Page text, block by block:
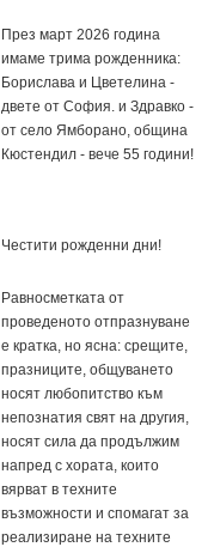
През март 2026 година
имаме трима рожденника:
Борислава и Цветелина -
двете от София. и Здравко -
от село Ямборано, община
Кюстендил - вече 55 години!
Честити рожденни дни!
Равносметката от
проведеното отпразнуване
е кратка, но ясна: срещите,
празниците, общуването
носят любопитство към
непознатия свят на другия,
носят сила да продължим
напред с хората, които
вярват в техните
възможности и спомагат за
реализиране на техните